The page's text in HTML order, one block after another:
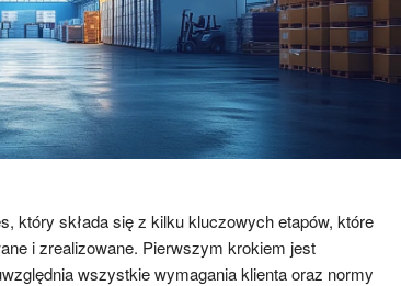
który składa się z kilku kluczowych etapów, które
i zrealizowane. Pierwszym krokiem jest
wszystkie wymagania klienta oraz normy